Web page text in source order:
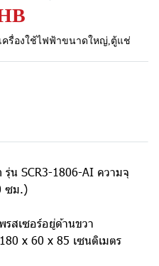
เครื่องใช้ไฟฟ้าขนาดใหญ่,ตู้แช่
รุ่น SCR3-1806-AI ความจุ
ซม.)
รสเซอร์อยู่ด้านขวา
x 60 x 85 เซนติเมตร